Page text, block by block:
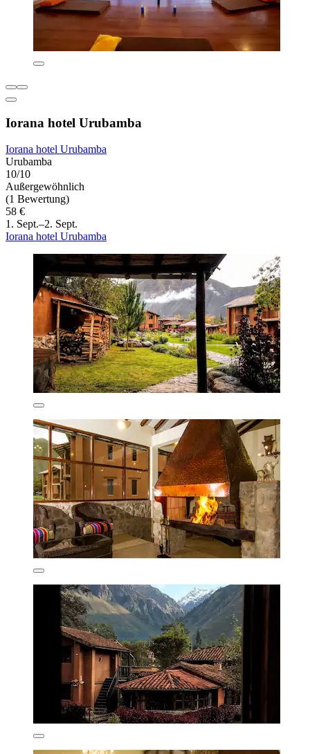
Iorana hotel Urubamba
Iorana hotel Urubamba
Urubamba
10/10
Außergewöhnlich
(1 Bewertung)
58 €
1. Sept.–2. Sept.
Iorana hotel Urubamba